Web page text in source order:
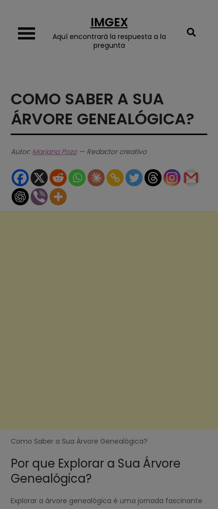
content
IMGEX
Aquí encontrará la respuesta a la
pregunta
COMO SABER A SUA
ÁRVORE GENEALÓGICA?
Autor: Mariana Pozo— Redactor creativo
Como Saber a Sua Árvore Genealógica?
Por que Explorar a Sua Árvore
Genealógica?
Explorar a árvore genealógica é uma jornada fascinante